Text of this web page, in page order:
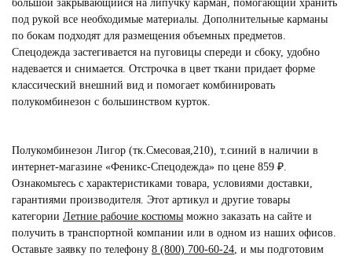
большой закрывающийся на липучку карман, помогающий хранить
под рукой все необходимые материалы. Дополнительные карманы
по бокам подходят для размещения объемных предметов.
Спецодежда застегивается на пуговицы спереди и сбоку, удобно
надевается и снимается. Отстрочка в цвет ткани придает форме
классический внешний вид и помогает комбинировать
полукомбинезон с большинством курток.
Полукомбинезон Лигор (тк.Смесовая,210), т.синий в наличии в
интернет-магазине «Феникс-Спецодежда» по цене 859 ₽.
Ознакомьтесь с характеристиками товара, условиями доставки,
гарантиями производителя. Этот артикул и другие товары
категории Летние рабочие костюмы можно заказать на сайте и
получить в транспортной компании или в одном из наших офисов.
Оставьте заявку по телефону 8 (800) 700-60-24 и мы подготовим